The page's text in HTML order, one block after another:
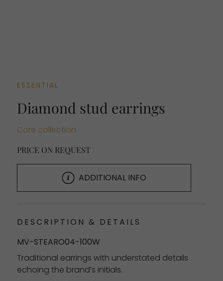
ESSENTIAL
Diamond stud earrings
Core collection
PRICE ON REQUEST
ADDITIONAL INFO
DESCRIPTION & DETAILS
MV-STEARO04-100W
Traditional earrings with understated details
echoing the brand’s initials.